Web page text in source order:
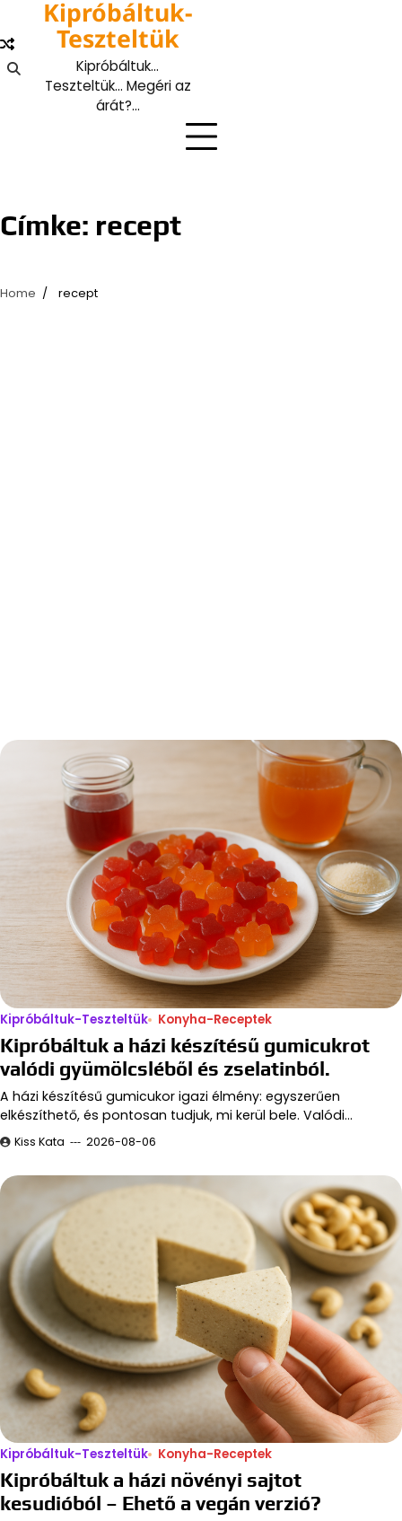
content
Kipróbáltuk-
Teszteltük
Kipróbáltuk…
Teszteltük… Megéri az
árát?…
Címke: recept
Home recept
Kipróbáltuk-Teszteltük Konyha-Receptek
Kipróbáltuk a házi készítésű gumicukrot
valódi gyümölcsléből és zselatinból.
A házi készítésű gumicukor igazi élmény: egyszerűen
elkészíthető, és pontosan tudjuk, mi kerül bele. Valódi…
Kiss Kata 2026-08-06
Kipróbáltuk-Teszteltük Konyha-Receptek
Kipróbáltuk a házi növényi sajtot
kesudióból – Ehető a vegán verzió?